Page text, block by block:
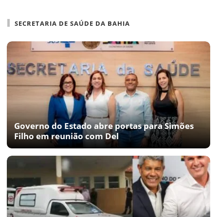
SECRETARIA DE SAÚDE DA BAHIA
Governo do Estado abre portas para Simões
Filho em reunião com Del